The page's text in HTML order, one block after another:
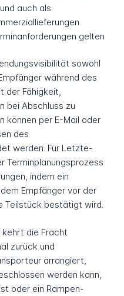
auch als
gelten
sowohl
während des
der Fähigkeit,
bei Abschluss zu
können per E-Mail oder
des
werden. Für Letzte-
Terminplanungsprozess
indem ein
Empfänger vor der
Teilstück bestätigt wird.
kehrt die Fracht
zurück und
arrangiert,
werden kann,
oder ein Rampen-